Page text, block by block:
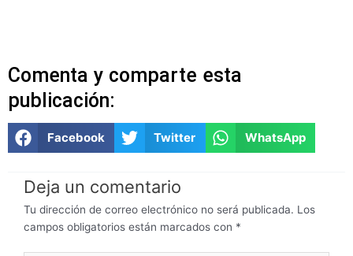
Comenta y comparte esta
publicación:
Facebook Twitter WhatsApp
Deja un comentario
Tu dirección de correo electrónico no será publicada. Los
campos obligatorios están marcados con *